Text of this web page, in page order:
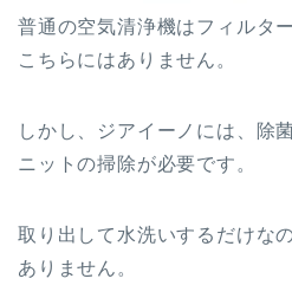
普通の空気清浄機はフィルタ
こちらにはありません。
しかし、ジアイーノには、除
ニットの掃除が必要です。
取り出して水洗いするだけな
ありません。